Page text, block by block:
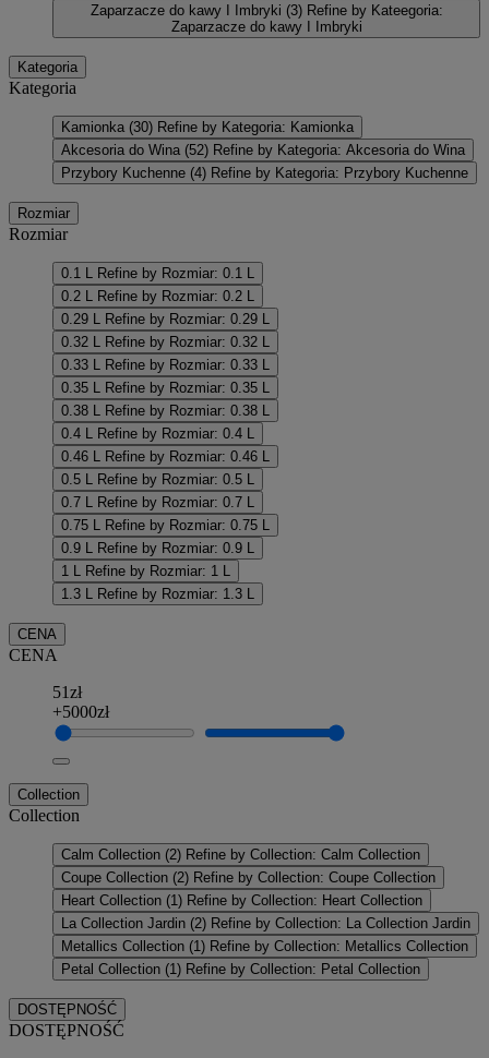
Zaparzacze do kawy I Imbryki (3) Refine by Kateegoria:
Zaparzacze do kawy I Imbryki
Kategoria
Kategoria
Kamionka (30) Refine by Kategoria: Kamionka
Akcesoria do Wina (52) Refine by Kategoria: Akcesoria do Wina
Przybory Kuchenne (4) Refine by Kategoria: Przybory Kuchenne
Rozmiar
Rozmiar
0.1 L
Refine by Rozmiar: 0.1 L
0.2 L
Refine by Rozmiar: 0.2 L
0.29 L
Refine by Rozmiar: 0.29 L
0.32 L
Refine by Rozmiar: 0.32 L
0.33 L
Refine by Rozmiar: 0.33 L
0.35 L
Refine by Rozmiar: 0.35 L
0.38 L
Refine by Rozmiar: 0.38 L
0.4 L
Refine by Rozmiar: 0.4 L
0.46 L
Refine by Rozmiar: 0.46 L
0.5 L
Refine by Rozmiar: 0.5 L
0.7 L
Refine by Rozmiar: 0.7 L
0.75 L
Refine by Rozmiar: 0.75 L
0.9 L
Refine by Rozmiar: 0.9 L
1 L
Refine by Rozmiar: 1 L
1.3 L
Refine by Rozmiar: 1.3 L
CENA
CENA
51zł
+5000zł
Collection
Collection
Calm Collection (2) Refine by Collection: Calm Collection
Coupe Collection (2) Refine by Collection: Coupe Collection
Heart Collection (1) Refine by Collection: Heart Collection
La Collection Jardin (2) Refine by Collection: La Collection Jardin
Metallics Collection (1) Refine by Collection: Metallics Collection
Petal Collection (1) Refine by Collection: Petal Collection
DOSTĘPNOŚĆ
DOSTĘPNOŚĆ